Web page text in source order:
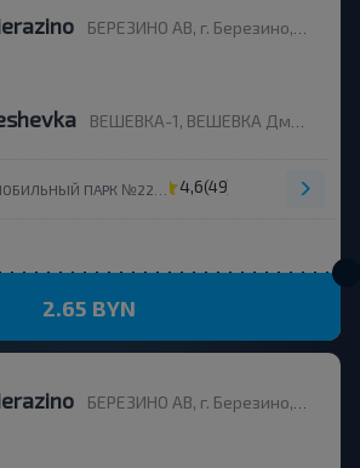
БЕРЕЗИНО АВ, г. Березино, ул. Горького, 36
ВЕШЕВКА-1, ВЕШЕВКА Дмитровичский с/с Березинский р-н МИНСКАЯ ОБЛ. Беларусь
4,6(49)
2.65 BYN
БЕРЕЗИНО АВ, г. Березино, ул. Горького, 36